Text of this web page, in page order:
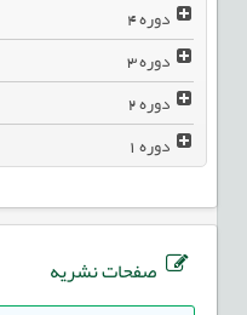
دوره4
دوره3
دوره2
دوره1
صفحات نشریه